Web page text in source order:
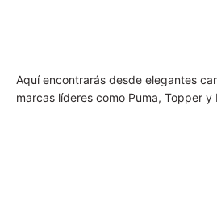
Aquí encontrarás desde elegantes
marcas líderes como Puma, Topper